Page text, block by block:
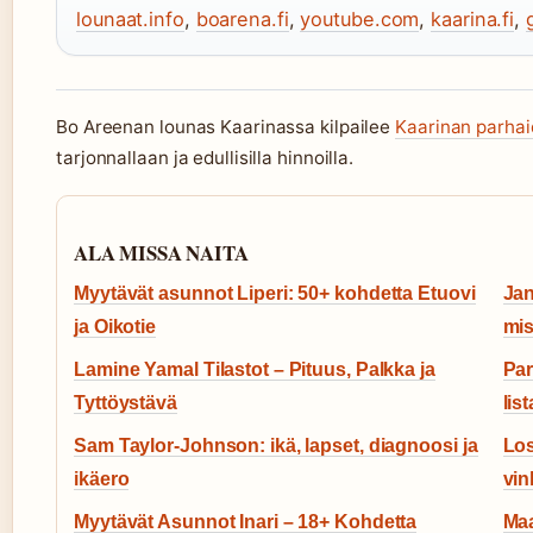
lounaat.info, boarena.fi,youtube.com, kaarina.fi,
Bo Areenan lounas Kaarinassa kilpailee Kaarinan
tarjonnallaan ja edullisilla hinnoilla.
ALA MISSA NAITA
Myytävät asunnot Liperi: 50+ kohdetta Etuovi
ja Oikotie
Lamine Yamal Tilastot – Pituus, Palkka ja
Tyttöystävä
Sam Taylor-Johnson: ikä, lapset, diagnoosi ja
ikäero
Myytävät Asunnot Inari – 18+ Kohdetta